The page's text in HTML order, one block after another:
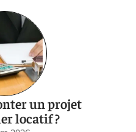
un projet
locatif ?